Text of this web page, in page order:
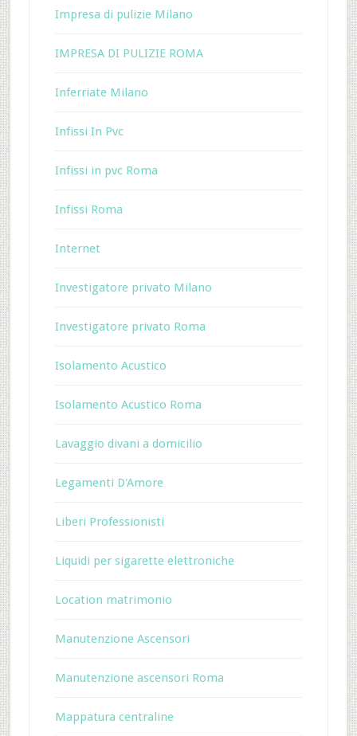
Impresa di pulizie Milano
IMPRESA DI PULIZIE ROMA
Inferriate Milano
Infissi In Pvc
Infissi in pvc Roma
Infissi Roma
Internet
Investigatore privato Milano
Investigatore privato Roma
Isolamento Acustico
Isolamento Acustico Roma
Lavaggio divani a domicilio
Legamenti D'Amore
Liberi Professionisti
Liquidi per sigarette elettroniche
Location matrimonio
Manutenzione Ascensori
Manutenzione ascensori Roma
Mappatura centraline